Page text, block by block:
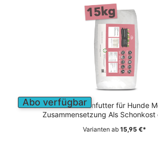
Abo verfügbar
Sensitives Trockenfutter für Hunde
Zusammensetzung Als Schonkost
Varianten ab 15,95 €*